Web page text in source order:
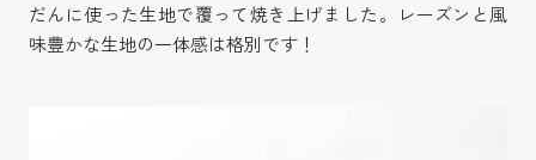
だんに使った生地で覆って焼き上げました。レーズンと風
味豊かな生地の一体感は格別です！